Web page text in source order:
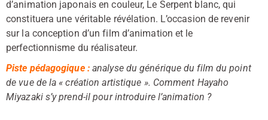
d’animation japonais en couleur, Le Serpent blanc, qui
constituera une véritable révélation. L’occasion de revenir
sur la conception d’un film d’animation et le
perfectionnisme du réalisateur.
Piste pédagogique :analyse du générique du film du point
de vue de la « création artistique ». Comment Hayaho
Miyazaki s’y prend-il pour introduire l’animation ?